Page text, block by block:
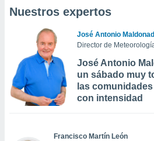
Nuestros expertos
José Antonio
Director de
José Antonio
un sábado muy
las
con intensidad
Francisco Martín León